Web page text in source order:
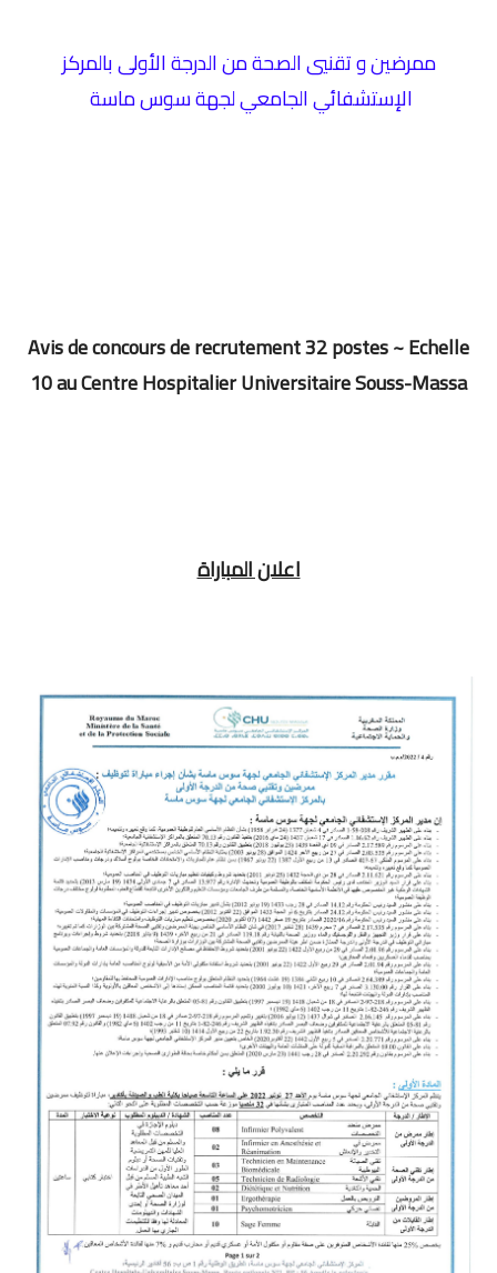
ممرضين و تقنيي الصحة من الدرجة الأولى بالمركز
الإستشفائي الجامعي لجهة سوس ماسة
Avis de concours de recrutement 32 postes ~ Echelle
10 au Centre Hospitalier Universitaire Souss-Massa
اعلان المباراة